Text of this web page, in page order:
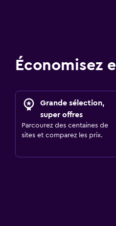
Économisez
Grande sélection,
super offres
Parcourez des centaines de
sites et comparez les prix.